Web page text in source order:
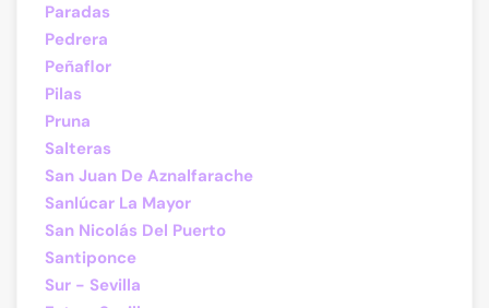
Paradas
Pedrera
Peñaflor
Pilas
Pruna
Salteras
San Juan De Aznalfarache
Sanlúcar La Mayor
San Nicolás Del Puerto
Santiponce
Sur - Sevilla